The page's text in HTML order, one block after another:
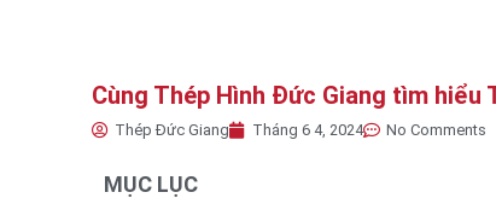
Cùng Thép Hình Đức Giang tìm hiểu
Thép Đức Giang Tháng 6 4, 2024 No Comments
MỤC LỤC